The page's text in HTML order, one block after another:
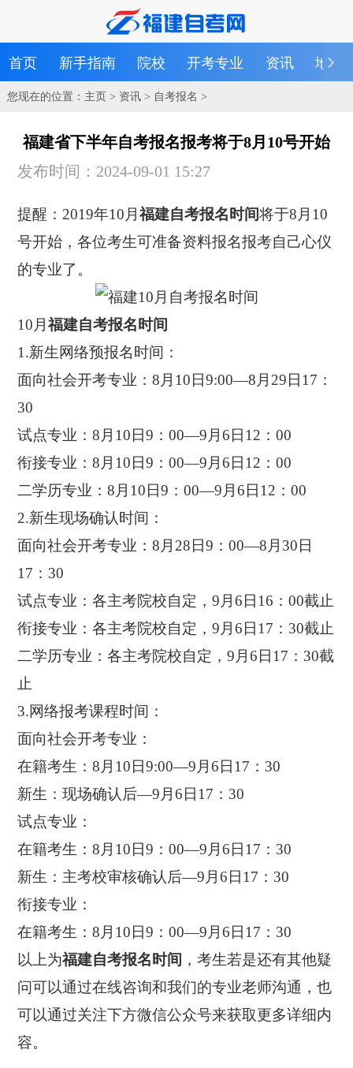
首页 新手指南 院校 开考专业 资讯 地区
您现在的位置： 主页> 资讯> 自考报名 >
福建省下半年自考报名报考将于8月10号开始
发布时间：2024-09-01 15:27
提醒：2019年10月福建自考报名时间将于8月10
号开始，各位考生可准备资料报名报考自己心仪
的专业了。
10月福建自考报名时间
1.新生网络预报名时间：
面向社会开考专业：8月10日9:00—8月29日17：
30
试点专业：8月10日9：00—9月6日12：00
衔接专业：8月10日9：00—9月6日12：00
二学历专业：8月10日9：00—9月6日12：00
2.新生现场确认时间：
面向社会开考专业：8月28日9：00—8月30日
17：30
试点专业：各主考院校自定，9月6日16：00截止
衔接专业：各主考院校自定，9月6日17：30截止
二学历专业：各主考院校自定，9月6日17：30截
止
3.网络报考课程时间：
面向社会开考专业：
在籍考生：8月10日9:00—9月6日17：30
新生：现场确认后—9月6日17：30
试点专业：
在籍考生：8月10日9：00—9月6日17：30
新生：主考校审核确认后—9月6日17：30
衔接专业：
在籍考生：8月10日9：00—9月6日17：30
以上为福建自考报名时间 ，考生若是还有其他疑
问可以通过在线咨询和我们的专业老师沟通，也
可以通过关注下方微信公众号来获取更多详细内
容。